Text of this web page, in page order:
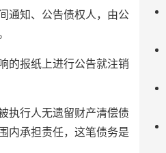
通知、公告债权人，由公
报纸上进行公告就注销
行人无遗留财产清偿债
内承担责任，这笔债务是